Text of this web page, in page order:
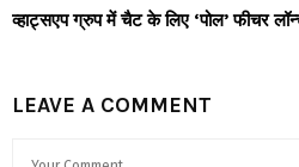
व्हाट्सएप ग्रुप में चैट के लिए ‘पोल’ फीचर
LEAVE A COMMENT